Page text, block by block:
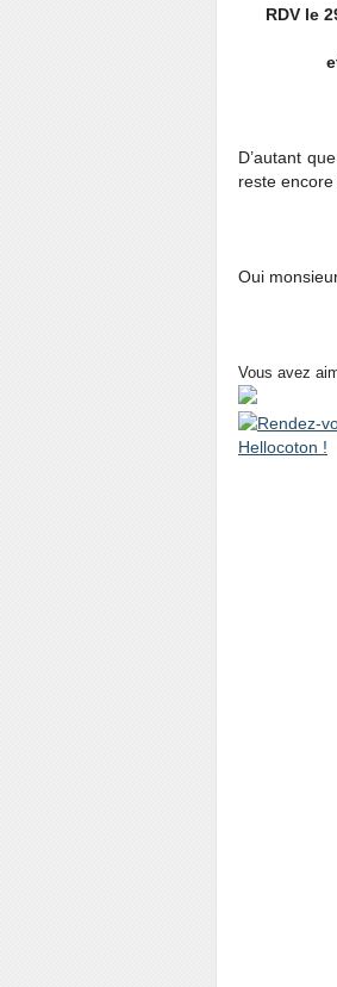
RDV le
D’autant
reste
Oui
Vous avez